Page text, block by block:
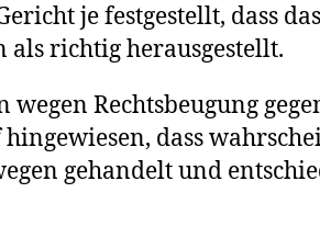
je festgestellt, dass
richtig herausgestellt.
Rechtsbeugung
dass
gehandelt und